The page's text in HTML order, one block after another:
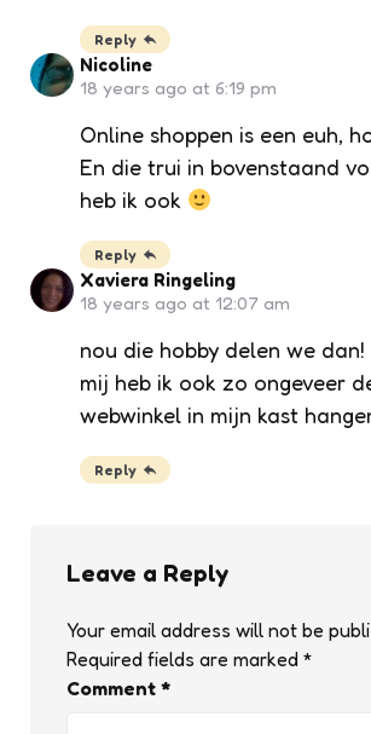
Reply
Nicoline
18 years ago at 6:19 pm
Online shoppen is een euh,
En die trui in bovenstaand
heb ik ook
Reply
Xaviera Ringeling
18 years ago at 12:07 am
nou die hobby delen we dan!
mij heb ik ook zo ongeveer
webwinkel in mijn kast
Reply
Leave a Reply
Your email address will not be
Required fields are marked *
Comment *